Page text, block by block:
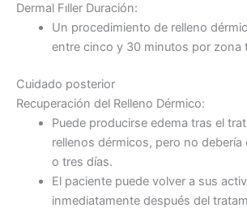
Dermal Fıller Duración:
Un procedimiento de relleno
entre cinco y 30 minutos por zona
Cuidado posterior
Recuperación del Relleno Dérmico:
Puede producirse edema tras el
rellenos dérmicos, pero no debería
o tres días.
El paciente puede volver a sus
inmediatamente después del